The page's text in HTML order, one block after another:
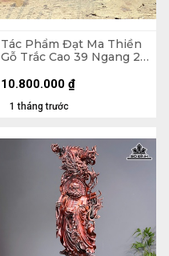
Tác Phẩm Đạt Ma Thiền
Gỗ Trắc Cao 39 Ngang 22
1 tháng trước
10.800.000 ₫